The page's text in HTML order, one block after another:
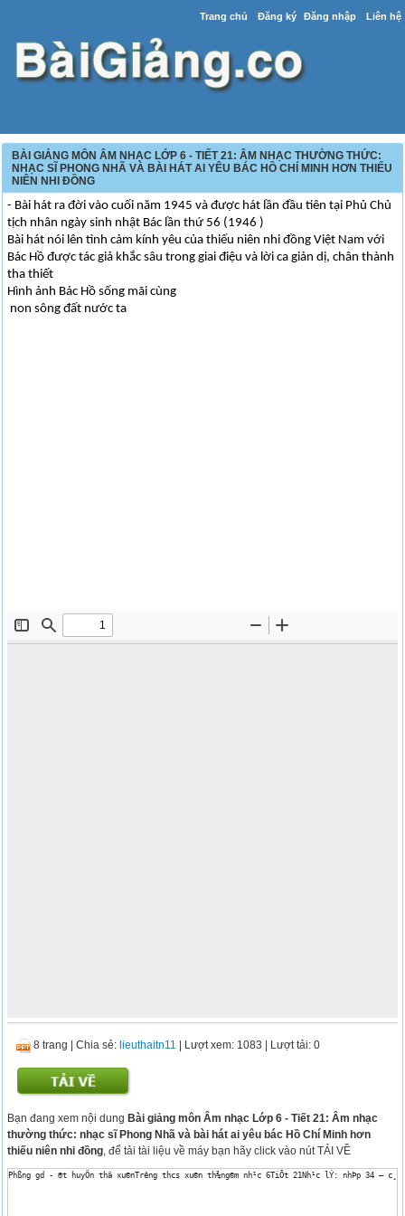
Trang chủ Đăng ký Đăng nhập Liên hệ
BÀI GIẢNG MÔN ÂM NHẠC LỚP 6 - TIẾT 21: ÂM NHẠC THƯỜNG THỨC:
NHẠC SĨ PHONG NHÃ VÀ BÀI HÁT AI YÊU BÁC HỒ CHÍ MINH HƠN THIẾU
NIÊN NHI ĐỒNG
- Bài hát ra đời vào cuối năm 1945 và được hát lần đầu tiên tại Phủ Chủ
tịch nhân ngày sinh nhật Bác lần thứ 56 (1946 )
Bài hát nói lên tình cảm kính yêu của thiếu niên nhi đồng Việt Nam với
Bác Hồ được tác giả khắc sâu trong giai điệu và lời ca giản dị, chân thành
tha thiết
Hình ảnh Bác Hồ sống mãi cùng
non sông đất nước ta
8 trang |Chia sẻ: lieuthaitn11 | Lượt xem: 1083 | Lượt tải: 0
Bạn đang xem nội dungBài giảng môn Âm nhạc Lớp 6 - Tiết 21: Âm nhạc
thường thức: nhạc sĩ Phong Nhã và bài hát ai yêu bác Hồ Chí Minh hơn
thiếu niên nhi đồng , để tải tài liệu về máy bạn hãy click vào nút TẢI VỀ
Phßng gd - ®t huyÖn thä xu©nTr­êng thcs xu©n th¾ng©m nh¹c 6TiÕt 21Nh¹c lÝ: nhÞp 34